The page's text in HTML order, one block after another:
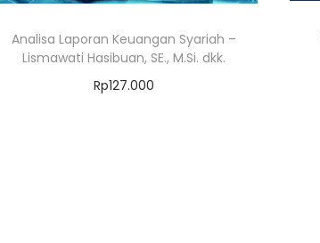
Analisa Laporan Keuangan Syariah –
Lismawati Hasibuan, SE., M.Si. dkk.
Rp127.000